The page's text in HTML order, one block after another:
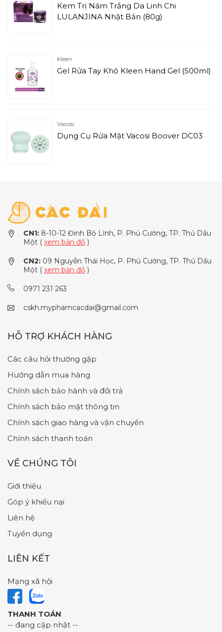
Kem Trị Nám Trắng Da Linh Chi
LULANJINA Nhật Bản (80g)
Kleen
Gel Rửa Tay Khô Kleen Hand Gel (500ml)
Vacosi
Dụng Cụ Rửa Mặt Vacosi Boover DC03
CN1: 8-10-12 Đinh Bộ Lĩnh, P. Phú Cường, TP. Thủ Dầu
Một ( xem bản đồ )
CN2: 09 Nguyễn Thái Học, P. Phú Cường, TP. Thủ Dầu
Một ( xem bản đồ )
0971 231 263
cskh.myphamcacdai@gmail.com
HỖ TRỢ KHÁCH HÀNG
Các câu hỏi thường gặp
Hướng dẫn mua hàng
Chính sách bảo hành và đổi trả
Chính sách bảo mật thông tin
Chính sách giao hàng và vận chuyển
Chính sách thanh toán
VỀ CHÚNG TÔI
Giới thiệu
Góp ý khiếu nại
Liên hệ
Tuyển dụng
LIÊN KẾT
Mạng xã hội
THANH TOÁN
-- đang cập nhật --